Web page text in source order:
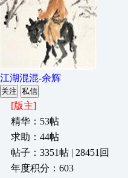
江湖混混-余辉
关注 私信
[版主]
精华：53帖
求助：44帖
帖子：3351帖 | 28451回
年度积分：603